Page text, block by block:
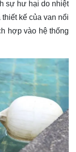
sự hư hại do nhiệt
kế của van nổi
hợp vào hệ thống